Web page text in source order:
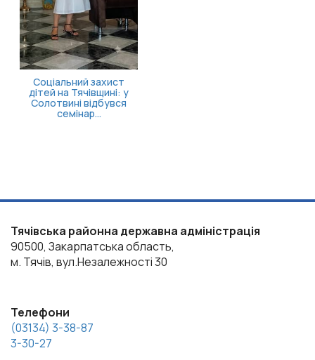
Тячівська районна державна адміністрація
90500, Закарпатська область,
м. Тячів, вул.Незалежності 30
Телефони
(03134) 3-38-87
3-30-27